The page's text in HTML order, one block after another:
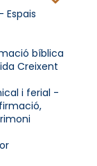
Espais
bíblica
Creixent
i ferial -